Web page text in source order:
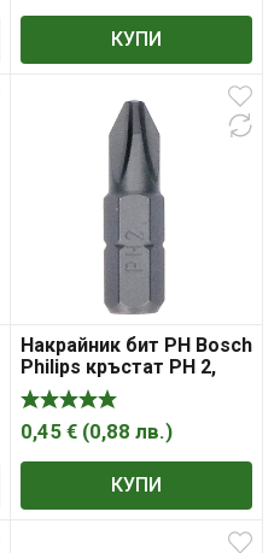
КУПИ
Накрайник бит PH Bosch
Philips кръстат PH 2,
1/4″, 25 мм, Extra Hard
0,45 € (0,88 лв.)
КУПИ